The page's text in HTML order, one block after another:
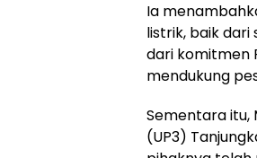
Ia
listrik, baik
dari komitmen
mendukung
Sementara itu,
(UP3)